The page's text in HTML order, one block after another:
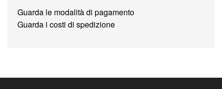
Guarda le modalità di pagamento
Guarda i costi di spedizione